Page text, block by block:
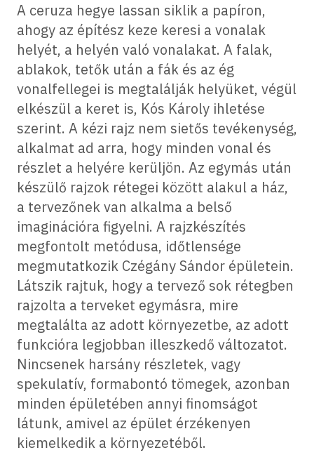
A ceruza hegye lassan siklik a papíron,
ahogy az építész keze keresi a vonalak
helyét, a helyén való vonalakat. A falak,
ablakok, tetők után a fák és az ég
vonalfellegei is megtalálják helyüket, végül
elkészül a keret is, Kós Károly ihletése
szerint. A kézi rajz nem sietős tevékenység,
alkalmat ad arra, hogy minden vonal és
részlet a helyére kerüljön. Az egymás után
készülő rajzok rétegei között alakul a ház,
a tervezőnek van alkalma a belső
imaginációra figyelni. A rajzkészítés
megfontolt metódusa, időtlensége
megmutatkozik Czégány Sándor épületein.
Látszik rajtuk, hogy a tervező sok rétegben
rajzolta a terveket egymásra, mire
megtalálta az adott környezetbe, az adott
funkcióra legjobban illeszkedő változatot.
Nincsenek harsány részletek, vagy
spekulatív, formabontó tömegek, azonban
minden épületében annyi finomságot
látunk, amivel az épület érzékenyen
kiemelkedik a környezetéből.